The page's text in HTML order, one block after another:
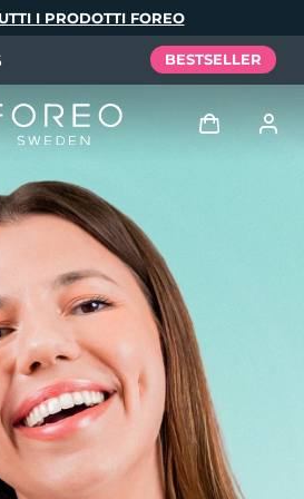
I PRODOTTI FOREO
BESTSELLER
Profilo utente
I miei dispositivi
I miei ordini
I miei indirizzi
I miei abbonamenti
Tech Elixir
Set
Español
Português
Русский
中文 繁體中文